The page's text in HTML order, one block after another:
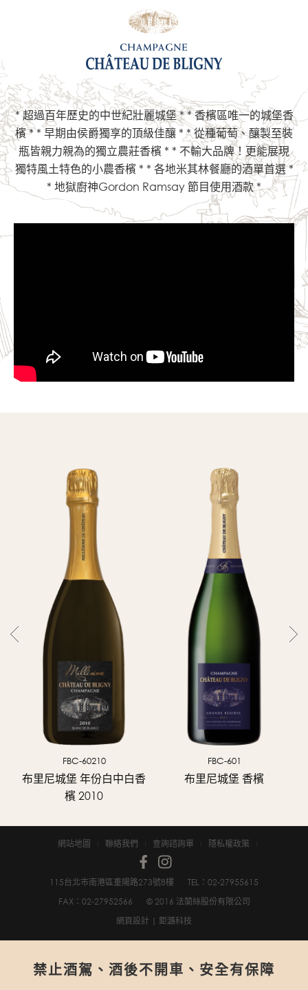
在當時主要釀造靜態酒(Still Wine)。
1871年，丹皮耶爾侯爵的愛子於戰爭前線陣
亡。
此外，鐵路幹道並未依照計畫經過布里尼村，
而是繞到了Bar-sur-Aube鎮；
因此玻璃工業的重心也漸漸轉移至Bar-sur-
Aube鎮，
同時，根瘤蚜蟲也對布里尼的葡萄園造成嚴重的
影響。
直到19世紀，
Cachard男爵清楚了解布里尼葡萄酒過往偉大
的名聲，
1930年時葡萄園的總面積約44公頃，
布里尼城堡在戰後由Lefèvre先生買下，
他原先計畫將布里尼香檳加入自己旗下的氣泡酒
但他的夢想還尚未實現，
城堡的所有權便被重新分配；
直到1952年Lorin家族買下葡萄園並於1954年重
新種植。
在重金投資釀酒設備並翻新城堡後，
歷經波折的布里尼城堡終於在1999年重新對一
般民眾開放。
訪客們除了能夠遊覽壯麗的城堡外，
還能參觀別具歷史意義與建築美感的釀酒遺跡。
餐廳與客房的裝飾仍保持著雋永的木刻雕飾，
天花板上繪有可愛的小天使與邱比特。
城堡內珍藏的上千個香檳杯，
包含法國三大玻璃世家的創辦人 -
貴收藏，
這些收藏象徵著Bligny村過往繁榮的水晶玻璃工
城堡酒窖擁有壯觀的哥德復興式(neo-Gothic)
花窗玻璃，
是香檳之旅(Champagne Tourist Trail)的重要
景點之一。
* 超過百年歷史的中世紀壯麗城堡 ** 香檳區唯一的城堡香
檳 ** 早期由侯爵獨享的頂級佳釀 ** 從種葡萄、釀製至裝
瓶皆親力親為的獨立農莊香檳 * * 不輸大品牌！更能展現
獨特風土特色的小農香檳 * * 各地米其林餐廳的酒單首選 *
* 地獄廚神Gordon Ramsay 節目使用酒款 *
FBC-60210
布里尼城堡 年份白中白香
檳 2010
FBC-601
布里尼城堡 香檳
禁止酒駕、酒後不開車、安全有保障
網站地圖 聯絡我們 查詢諮詢單 隱私權政策
115台北市南港區重陽路273號8樓
TEL：02-2795­5615
FAX：02-2795­2566
© 2016 法蘭絲股份有限公司
網頁設計 | 鉅潞科技